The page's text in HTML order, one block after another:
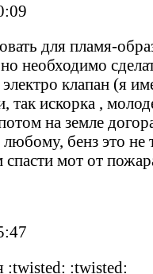
для пламя-
необходимо
клапан (я
искорка ,
на земле
бенз это
мот от
:twisted: :twisted: